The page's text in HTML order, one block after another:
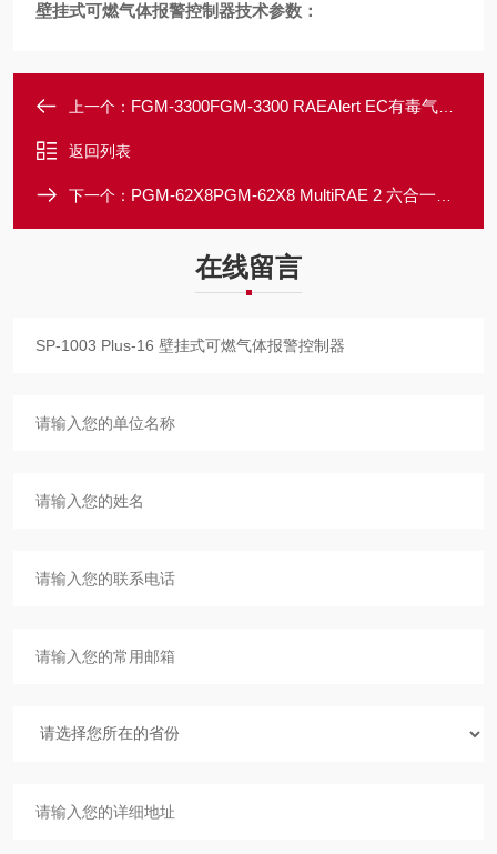
壁挂式可燃气体报警控制器技术参数：
上一个： FGM-3300FGM-3300 RAEAlert EC有毒气体检测仪
返回列表
下一个： PGM-62X8PGM-62X8 MultiRAE 2 六合一有毒有害气体检测仪
在线留言